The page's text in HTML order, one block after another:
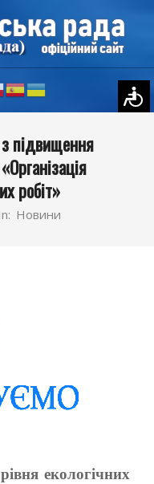
підвищення
робіт»
Новини
екологічних